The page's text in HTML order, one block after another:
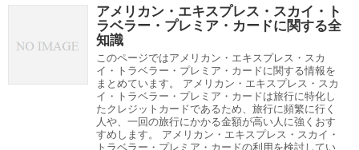
アメリカン・エキスプレス・スカイ・ト
ラベラー・プレミア・カードに関する全
知識
このページではアメリカン・エキスプレス・スカ
イ・トラベラー・プレミア・カードに関する情報を
まとめています。 アメリカン・エキスプレス・スカ
イ・トラベラー・プレミア・カードは旅行に特化し
たクレジットカードであるため、旅行に頻繁に行く
人や、一回の旅行にかかる金額が高い人に強くおす
すめします。 アメリカン・エキスプレス・スカイ・
トラベラー・プレミア・カードの利用を検討してい